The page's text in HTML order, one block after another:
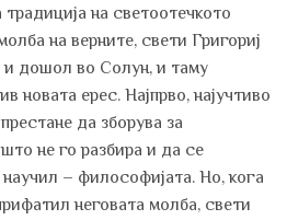
на светоотечкото
на верните, свети Григориј
и дошол во Солун, и таму
новата ерес. Најпрво, најучтиво
да зборува за
не го разбира и да се
– философијата. Но, кога
неговата молба, свети